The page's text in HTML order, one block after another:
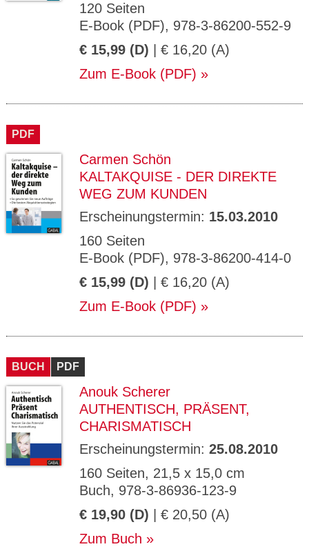
120 Seiten
E-Book (PDF), 978-3-86200-552-9
€ 15,99 (D) | € 16,20 (A)
Zum E-Book (PDF)
PDF
Carmen Schön
KALTAKQUISE - DER DIREKTE
WEG ZUM KUNDEN
Erscheinungstermin: 15.03.2010
160 Seiten
E-Book (PDF), 978-3-86200-414-0
€ 15,99 (D) | € 16,20 (A)
Zum E-Book (PDF)
BUCH PDF
Anouk Scherer
AUTHENTISCH, PRÄSENT,
CHARISMATISCH
Erscheinungstermin: 25.08.2010
160 Seiten, 21,5 x 15,0 cm
Buch, 978-3-86936-123-9
€ 19,90 (D) | € 20,50 (A)
Zum Buch